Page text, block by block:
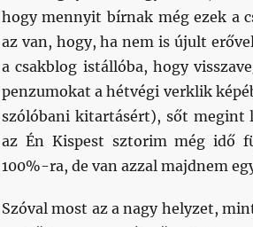
hogy mennyit bírnak még ezek a
az van, hogy, ha nem is újult
a csakblog istállóba, hogy
penzumokat a hétvégi verklik
szólóbani kitartásért), sőt megint
az Én Kispest sztorim még idő
100%-ra, de van azzal majdnem
Szóval most az a nagy helyzet,